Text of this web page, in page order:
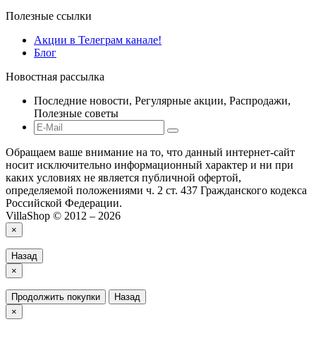
Полезные ссылки
Акции в Телеграм канале!
Блог
Новостная рассылка
Последние новости, Регулярные акции, Распродажи,
Полезные советы
Обращаем ваше внимание на то, что данный интернет-сайт
носит исключительно информационный характер и ни при
каких условиях не является публичной офертой,
определяемой положениями ч. 2 ст. 437 Гражданского кодекса
Российской Федерации.
VillaShop © 2012 – 2026
×
Назад
×
Продолжить покупки
Назад
×